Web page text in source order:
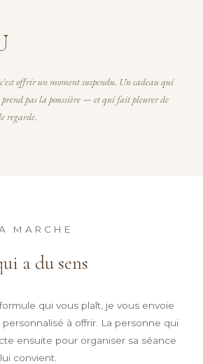
offrir un moment suspendu. Un cadeau qui
prend pas la poussière — et qui fait pleurer de
regarde.
MARCHE
a du sens
qui vous plaît, je vous envoie
à offrir. La personne qui
ensuite pour organiser sa séance
convient.